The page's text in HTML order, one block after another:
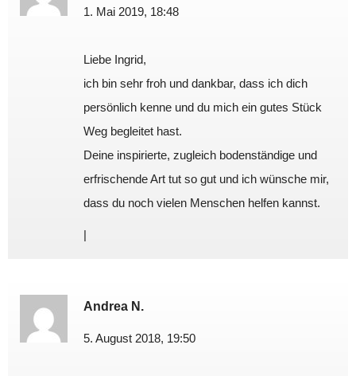
1. Mai 2019, 18:48
Liebe Ingrid,
ich bin sehr froh und dankbar, dass ich dich
persönlich kenne und du mich ein gutes Stück
Weg begleitet hast.
Deine inspirierte, zugleich bodenständige und
erfrischende Art tut so gut und ich wünsche mir,
dass du noch vielen Menschen helfen kannst.
|
Andrea N.
5. August 2018, 19:50